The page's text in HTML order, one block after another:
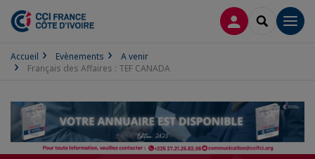
CONNEXION
Accueil Evènements
A venir
Français des Affaires : TEF CANADA